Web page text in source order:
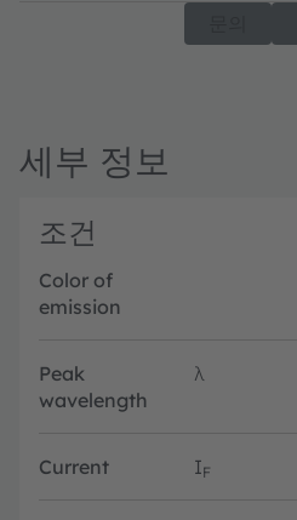
세부 정보
조건
Color of
emission
Peak
wavelength
λ
Current IF